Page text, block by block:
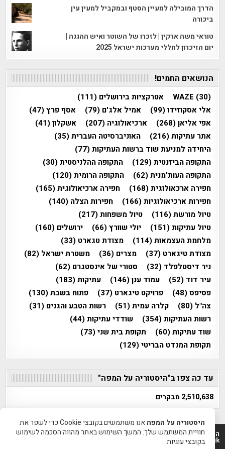
הדרך המובילה למעיין הסטף ובמקביל למעין עין
ביכורה
טוראי משה ארקין | לזכרו של השוטר ואיש ההגנה |
יום הזיכרון לחללי מערכות ישראל 2025
הנושאים החמים!
WAZE (30) אטרקציות בירושלים (111)
אלי אסקוזידו(99) אמיל אלג'ם (79) אסף פרץ(47)
אפי אליאן(268) ארכיאולוגיה (207) אשקלון(41)
אתר עתיקות(216) האוניברסיטה העברית(35)
היחידה למניעת שוד ברשות העתיקות(77)
התקופה הביזנטית(129) התקופה ההלניסטית(30)
התקופה העות'מנית(62) התקופה הרומית(120)
חפירה ארכאולוגית(168) חפירה ארכיאולוגית(165)
חפירות ארכיאולוגיות(166) חפירות הצלה (140)
טיול מורשת(116) טיול משפחות(217)
טיול עתיקות(151) יולי שוורץ(66) ירושלים (160)
מלחמת העצמאות(114) מצודת טגארט (33)
מצודת טיגארט (37) מצרים (36) משטרת ישראל (82)
ניר דיסטלפלד (32) סטורי של אינסטגרם (62)
עיר דוד (52) עמוד ענן(146) עתיקות(183)
פסיפס(48) פרויקט טיגארט (37) פתוח בשבת(130)
צה"ל (80) קלרה עמית(51) רשות הטבע והגנים (31)
רשות העתיקות(354) שודדי עתיקות(44)
שוד עתיקות(60) תקופת בית שני(73)
תקופת המנדט הבריטי(129)
עד כה צפו ב"היסטוריה על המפה"
2,510,638 מבקרים
היסטוריה על המפה 2011-2026 | פרוייקט טיגארט 2012-2026|
www.mapah.co.il | www.tegart.uk
היסטוריה על המפה
אנו משתמשים בקובצי Cookie כדי לשפר את
חוויית המשתמש שלך. המשך השימוש באתר מהווה הסכמה לשימוש
בקובצי עוגיות.